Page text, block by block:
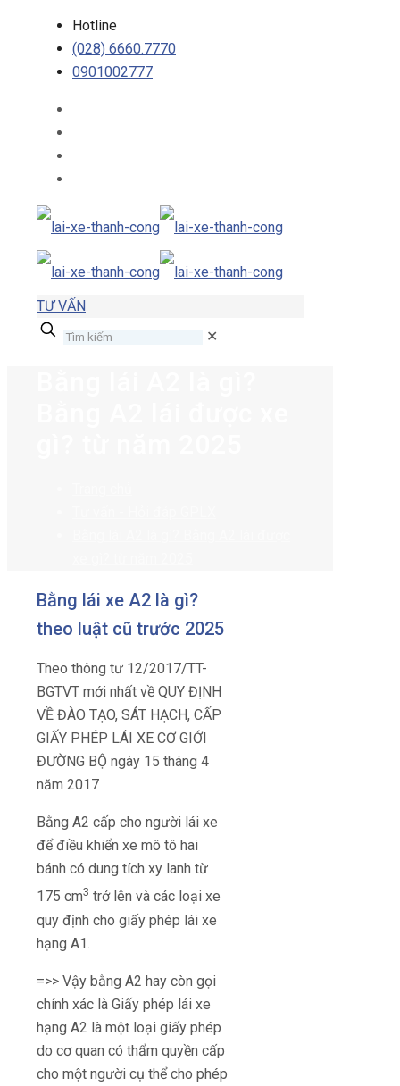
Hotline
(028) 6660.7770
0901002777
TƯ VẤN
✕
Bằng lái xe A2 là gì?
theo luật cũ trước 2025
Theo thông tư 12/2017/TT-
BGTVT mới nhất về QUY ĐỊNH
VỀ ĐÀO TẠO, SÁT HẠCH, CẤP
GIẤY PHÉP LÁI XE CƠ GIỚI
ĐƯỜNG BỘ ngày 15 tháng 4
năm 2017
Bằng A2 cấp cho người lái xe
để điều khiển xe mô tô hai
bánh có dung tích xy lanh từ
175 cm3 trở lên và các loại xe
quy định cho giấy phép lái xe
hạng A1.
=>> Vậy bằng A2 hay còn gọi
chính xác là Giấy phép lái xe
hạng A2 là một loại giấy phép
do cơ quan có thẩm quyền cấp
cho một người cụ thể cho phép